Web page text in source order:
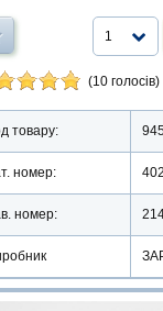
1
(10 голосів)
товару:
номер:
номер: